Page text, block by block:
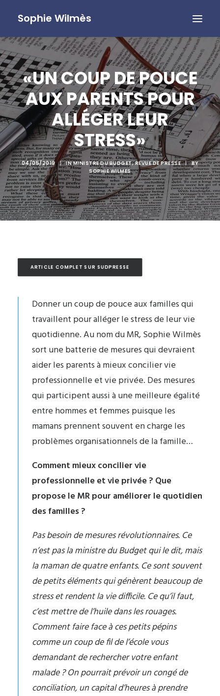
Sophie Wilmès
«UN COUP DE POUCE
AUX PARENTS POUR
ALLÉGER LEUR
STRESS»
04/05/2019 | INMINISTRE DU BUDGET,REVUE DE PRESSE | BY
SOPHIE WILMES
ARTICLE COMPLET SUR SUDPRESSE
Donner un coup de pouce aux familles qui
travaillent pour alléger le stress de leur vie
quotidienne. Au nom du MR, Sophie Wilmès
sort une batterie de mesures qui devraient
aider les parents à mieux concilier vie
professionnelle et vie privée. Des mesures
qui participent aussi à une meilleure égalité
entre hommes et femmes puisque les
mamans prennent souvent en charge les
problèmes organisationnels de la famille…
Comment mieux concilier vie
professionnelle et vie privée ? Que
propose le MR pour améliorer le quotidien
des familles ?
Pas besoin de mesures révolutionnaires. Ce
n’est pas la ministre du Budget qui le dit, mais
la maman de quatre enfants. Ce sont souvent
de petits éléments qui génèrent beaucoup de
stress et rendent la vie difficile. Ce qu’il faut,
c’est mettre de l’huile dans les rouages.
Comment faire face à ces petits pépins
comme un coup de fil de l’école vous
demandant de rechercher votre enfant
malade ? On pourrait prévoir un congé de
conciliation, un capital d’heures à prendre